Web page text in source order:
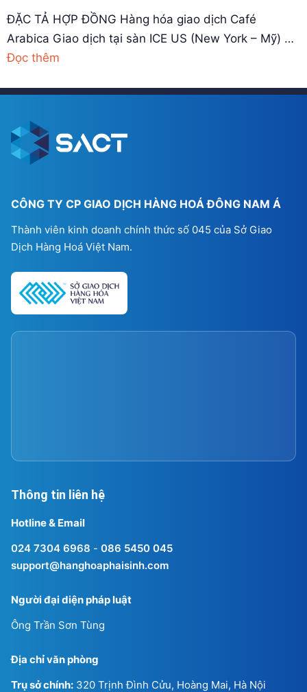
ĐẶC TẢ HỢP ĐỒNG Hàng hóa giao dịch Café
Arabica Giao dịch tại sàn ICE US (New York – Mỹ) …
Đọc thêm
CÔNG TY CP GIAO DỊCH HÀNG HOÁ ĐÔNG NAM Á
Thành viên kinh doanh chính thức số 045 của Sở Giao
Dịch Hàng Hoá Việt Nam.
Thông tin liên hệ
Hotline & Email
024 7304 6968 - 086 5450 045
support@hanghoaphaisinh.com
Người đại diện pháp luật
Ông Trần Sơn Tùng
Địa chỉ văn phòng
Trụ sở chính: 320 Trịnh Đình Cửu, Hoàng Mai, Hà Nội